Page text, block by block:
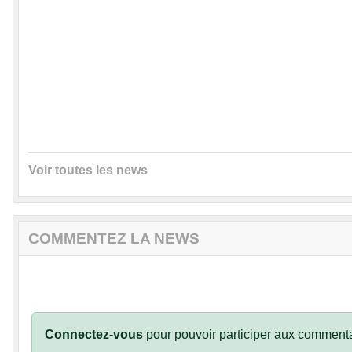
Voir toutes les news
COMMENTEZ LA NEWS
Connectez-vous pour pouvoir participer aux